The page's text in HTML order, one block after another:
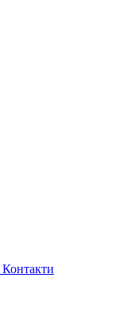
Контакти